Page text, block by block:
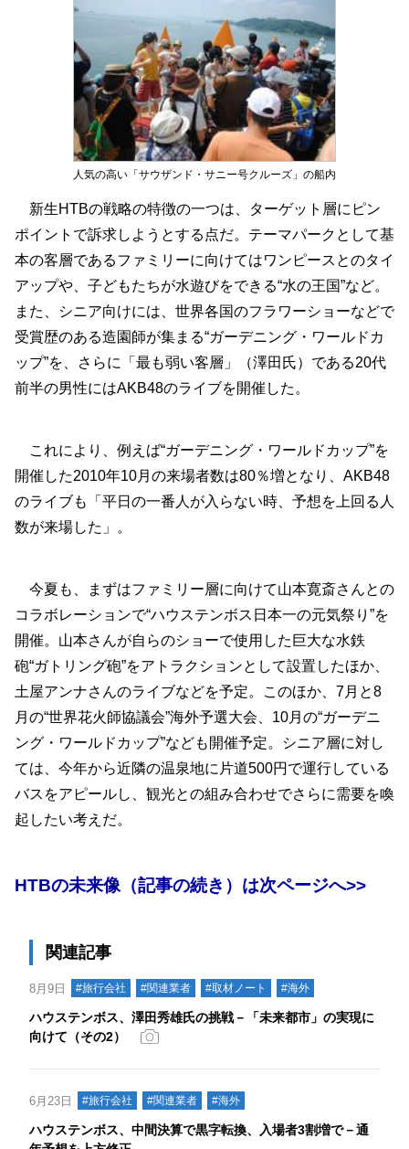
人気の高い「サウザンド・サニー号クルーズ」の船内
新生HTBの戦略の特徴の一つは、ターゲット層にピン
ポイントで訴求しようとする点だ。テーマパークとして基
本の客層であるファミリーに向けてはワンピースとのタイ
アップや、子どもたちが水遊びをできる“水の王国”など。
また、シニア向けには、世界各国のフラワーショーなどで
受賞歴のある造園師が集まる“ガーデニング・ワールドカ
ップ”を、さらに「最も弱い客層」（澤田氏）である20代
前半の男性にはAKB48のライブを開催した。
これにより、例えば“ガーデニング・ワールドカップ”を
開催した2010年10月の来場者数は80％増となり、AKB48
のライブも「平日の一番人が入らない時、予想を上回る人
数が来場した」。
今夏も、まずはファミリー層に向けて山本寛斎さんとの
コラボレーションで“ハウステンボス日本一の元気祭り”を
開催。山本さんが自らのショーで使用した巨大な水鉄
砲“ガトリング砲”をアトラクションとして設置したほか、
土屋アンナさんのライブなどを予定。このほか、7月と8
月の“世界花火師協議会”海外予選大会、10月の“ガーデニ
ング・ワールドカップ”なども開催予定。シニア層に対し
ては、今年から近隣の温泉地に片道500円で運行している
バスをアピールし、観光との組み合わせでさらに需要を喚
起したい考えだ。
HTBの未来像（記事の続き）は次ページへ>>
関連記事
8月9日 #旅行会社 #関連業者 #取材ノート #海外
ハウステンボス、澤田秀雄氏の挑戦－「未来都市」の実現に
向けて（その2）
6月23日 #旅行会社 #関連業者 #海外
ハウステンボス、中間決算で黒字転換、入場者3割増で－通